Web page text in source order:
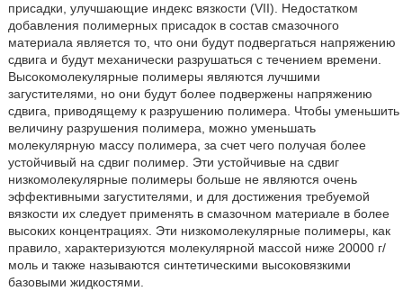
присадки, улучшающие индекс вязкости (VII). Недостатком
добавления полимерных присадок в состав смазочного
материала является то, что они будут подвергаться напряжению
сдвига и будут механически разрушаться с течением времени.
Высокомолекулярные полимеры являются лучшими
загустителями, но они будут более подвержены напряжению
сдвига, приводящему к разрушению полимера. Чтобы уменьшить
величину разрушения полимера, можно уменьшать
молекулярную массу полимера, за счет чего получая более
устойчивый на сдвиг полимер. Эти устойчивые на сдвиг
низкомолекулярные полимеры больше не являются очень
эффективными загустителями, и для достижения требуемой
вязкости их следует применять в смазочном материале в более
высоких концентрациях. Эти низкомолекулярные полимеры, как
правило, характеризуются молекулярной массой ниже 20000 г/
моль и также называются синтетическими высоковязкими
базовыми жидкостями.